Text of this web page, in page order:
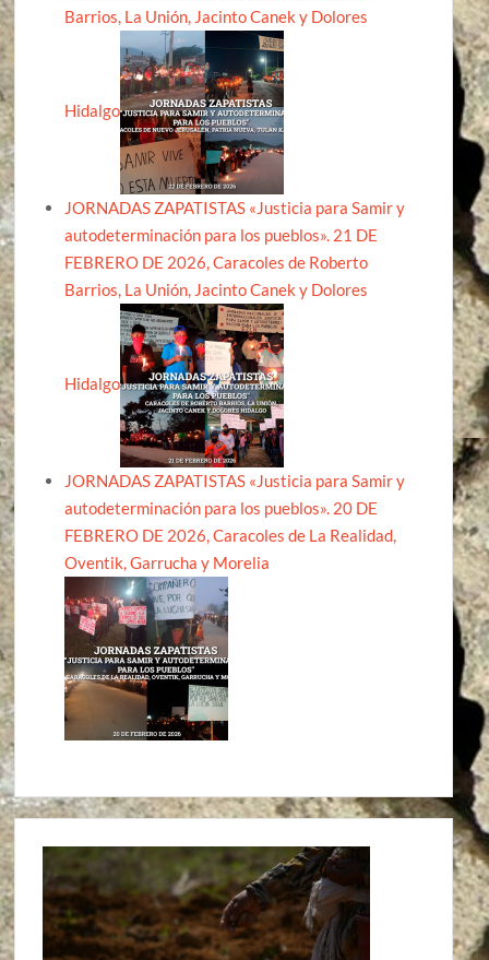
Barrios, La Unión, Jacinto Canek y Dolores
Hidalgo
JORNADAS ZAPATISTAS «Justicia para Samir y
autodeterminación para los pueblos». 21 DE
FEBRERO DE 2026, Caracoles de Roberto
Barrios, La Unión, Jacinto Canek y Dolores
Hidalgo
JORNADAS ZAPATISTAS «Justicia para Samir y
autodeterminación para los pueblos». 20 DE
FEBRERO DE 2026, Caracoles de La Realidad,
Oventik, Garrucha y Morelia